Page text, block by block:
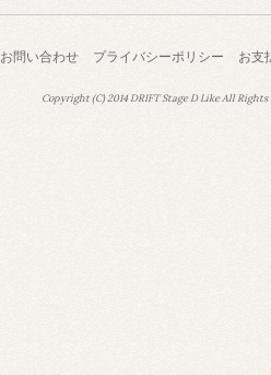
お問い合わせ プライバシーポリシー お支
Copyright (C) 2014 DRIFT Stage D Like All